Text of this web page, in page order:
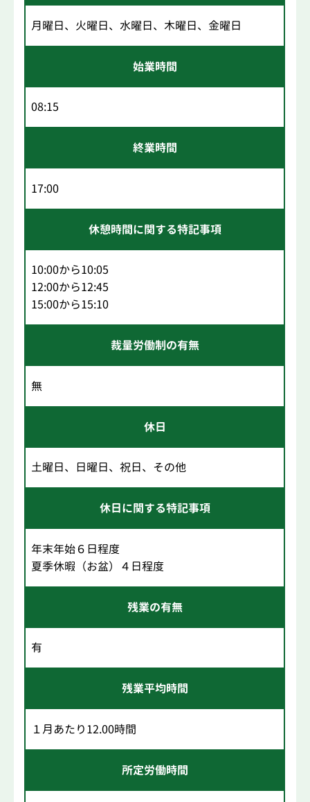
月曜日、火曜日、水曜日、木曜日、金曜日
始業時間
08:15
終業時間
17:00
休憩時間に関する特記事項
10:00から10:05
12:00から12:45
15:00から15:10
裁量労働制の有無
無
休日
土曜日、日曜日、祝日、その他
休日に関する特記事項
年末年始６日程度
夏季休暇（お盆）４日程度
残業の有無
有
残業平均時間
１月あたり12.00時間
所定労働時間